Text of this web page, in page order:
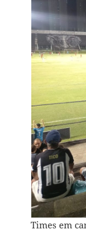
Times em